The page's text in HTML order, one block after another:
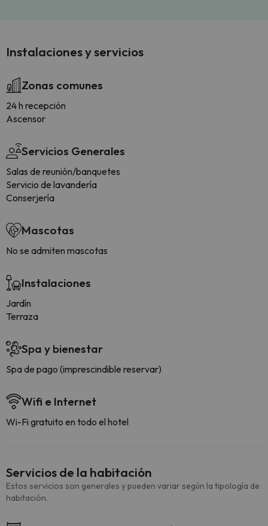
Instalaciones y servicios
Zonas comunes
24 h recepción
Ascensor
Servicios Generales
Salas de reunión/banquetes
Servicio de lavandería
Conserjería
Mascotas
No se admiten mascotas
Instalaciones
Jardín
Terraza
Spa y bienestar
Spa de pago (imprescindible reservar)
Wifi e Internet
Wi-Fi gratuito en todo el hotel
Servicios de la habitación
Estos servicios son generales y pueden variar según la tipología de
habitación.